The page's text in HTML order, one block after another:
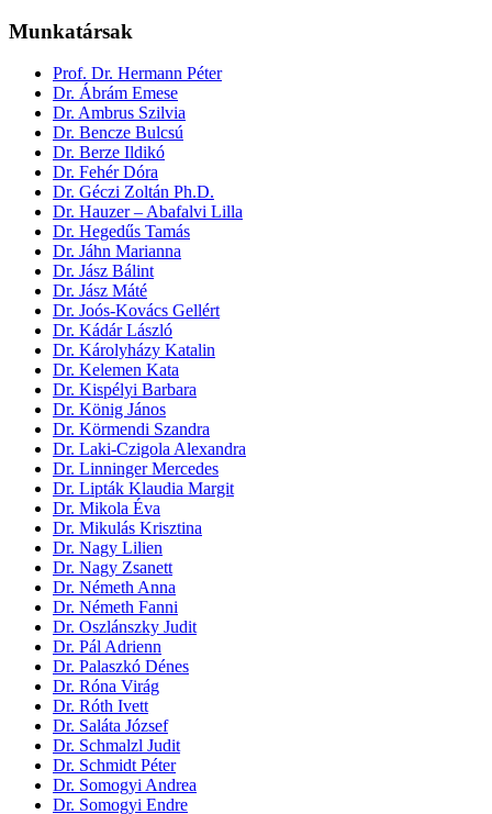
Munkatársak
Prof. Dr. Hermann Péter
Dr. Ábrám Emese
Dr. Ambrus Szilvia
Dr. Bencze Bulcsú
Dr. Berze Ildikó
Dr. Fehér Dóra
Dr. Géczi Zoltán Ph.D.
Dr. Hauzer – Abafalvi Lilla
Dr. Hegedűs Tamás
Dr. Jáhn Marianna
Dr. Jász Bálint
Dr. Jász Máté
Dr. Joós-Kovács Gellért
Dr. Kádár László
Dr. Károlyházy Katalin
Dr. Kelemen Kata
Dr. Kispélyi Barbara
Dr. König János
Dr. Körmendi Szandra
Dr. Laki-Czigola Alexandra
Dr. Linninger Mercedes
Dr. Lipták Klaudia Margit
Dr. Mikola Éva
Dr. Mikulás Krisztina
Dr. Nagy Lilien
Dr. Nagy Zsanett
Dr. Németh Anna
Dr. Németh Fanni
Dr. Oszlánszky Judit
Dr. Pál Adrienn
Dr. Palaszkó Dénes
Dr. Róna Virág
Dr. Róth Ivett
Dr. Saláta József
Dr. Schmalzl Judit
Dr. Schmidt Péter
Dr. Somogyi Andrea
Dr. Somogyi Endre